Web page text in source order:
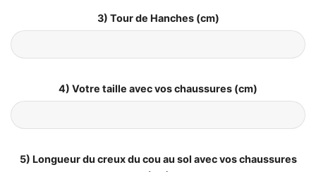
3) Tour de Hanches (cm)
4) Votre taille avec vos chaussures (cm)
5) Longueur du creux du cou au sol avec vos chaussures